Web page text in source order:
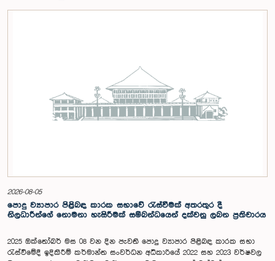
2026-08-05
පොදු ව්‍යාපාර පිළිබඳ කාරක සභාවේ රැස්වීමක් අතරතුර දී
නිලධාරීන්ගේ නොමනා හැසිරීමක් සම්බන්ධයෙන් දක්වනු ලබන ප්‍රතිචාරය
2025 ඔක්තෝබර් මස 08 වන දින පැවති පොදු ව්‍යාපාර පිළිබඳ කාරක සභා
රැස්වීමේදී ඉදිකිරීම් කර්මාන්ත සංවර්ධන අධිකාරියේ 2022 සහ 2023 වර්ෂවල